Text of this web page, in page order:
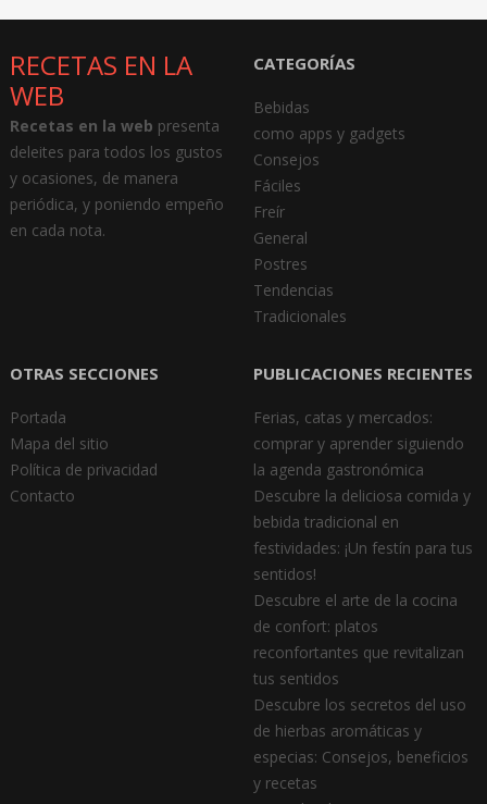
RECETAS EN LA
WEB
Recetas en la web presenta
deleites para todos los gustos
y ocasiones, de manera
periódica, y poniendo empeño
en cada nota.
CATEGORÍAS
Bebidas
como apps y gadgets
Consejos
Fáciles
Freír
General
Postres
Tendencias
Tradicionales
OTRAS SECCIONES
Portada
Mapa del sitio
Política de privacidad
Contacto
PUBLICACIONES RECIENTES
Ferias, catas y mercados:
comprar y aprender siguiendo
la agenda gastronómica
Descubre la deliciosa comida y
bebida tradicional en
festividades: ¡Un festín para tus
sentidos!
Descubre el arte de la cocina
de confort: platos
reconfortantes que revitalizan
tus sentidos
Descubre los secretos del uso
de hierbas aromáticas y
especias: Consejos, beneficios
y recetas